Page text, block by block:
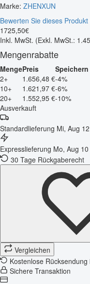
Marke: ZHENXUN
Bewerten Sie dieses
1725,50€
Inkl. MwSt. (Exkl. MwSt.:
Mengenrabatte
MengePreis
Speichern
2+
1.656,48 €-4%
10+
1.621,97 €-6%
20+
1.552,95 €-10%
Ausverkauft
Standardlieferung Mi, Aug
Expresslieferung Mo, Aug
30 Tage Rückgaberecht
Vergleichen
Kostenlose
Sichere Transaktion